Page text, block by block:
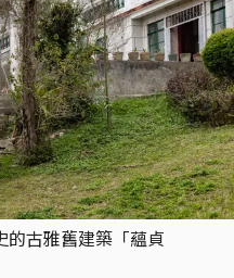
的古雅舊建築「蘊貞